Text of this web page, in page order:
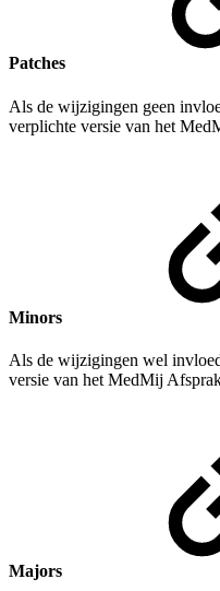
Patches
Als de wijzigingen geen
verplichte versie van het
Minors
Als de wijzigingen wel
versie van het MedMij
Majors